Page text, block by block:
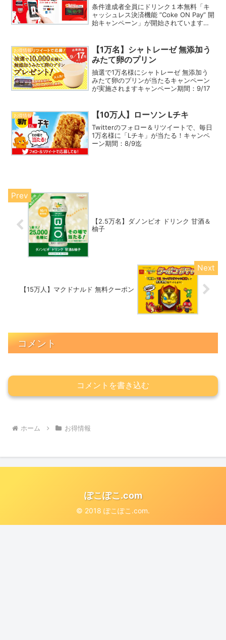
条件達成者全員にドリンク１本無料「キ
ャッシュレス決済機能 ”Coke ON Pay” 開
始キャンペーン」が開始されていますキ
お得情報
【1万名】シャトレーゼ 無添加う
みたて卵のプリン
抽選で1万名様にシャトレーゼ 無添加う
みたて卵のプリンが当たるキャンペーン
が実施されますキャンペーン期間：9/17
お得情報 【10万人】ローソン Lチキ
Twitterのフォロー＆リツイートで、毎日
1万名様に「Lチキ」が当たる！キャンペ
ーン期間：8/9迄
【2.5万名】ダノンビオ ドリンク 甘酒＆
柚子
【15万人】マクドナルド 無料クーポン
コメント
コメントを書き込む
ホーム お得情報
ぽこぽこ.com
© 2018 ぽこぽこ.com.